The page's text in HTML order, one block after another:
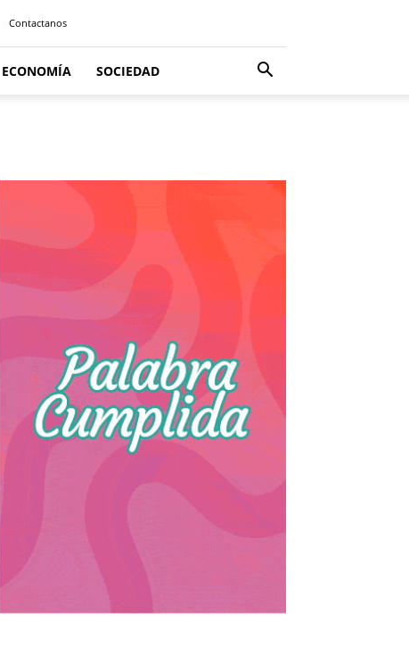
Contactanos
ECONOMÍA SOCIEDAD